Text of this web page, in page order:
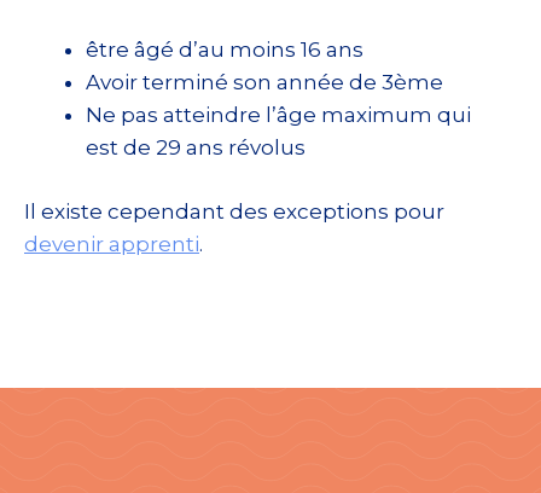
être âgé d’au moins 16 ans
Avoir terminé son année de 3ème
Ne pas atteindre l’âge maximum qui
est de 29 ans révolus
Il existe cependant des exceptions pour
devenir apprenti.